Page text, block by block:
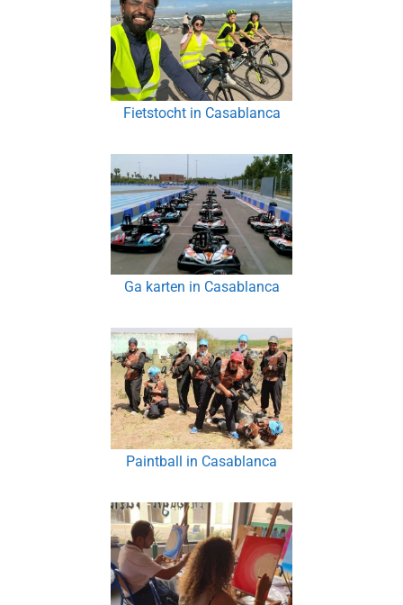
Fietstocht in Casablanca
Ga karten in Casablanca
Paintball in Casablanca